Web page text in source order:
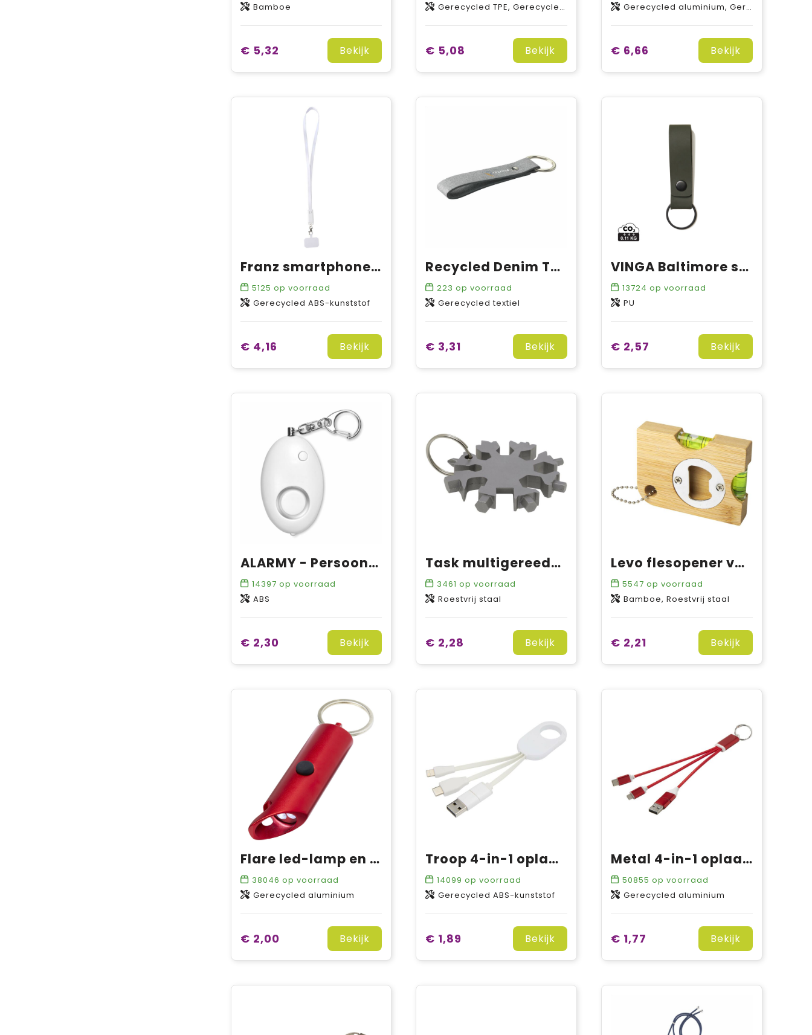
Bamboe
€ 5,32 Bekijk
Gerecycled TPE, Gerecycled aluminiumlegering
€ 5,08 Bekijk
Gerecycled aluminium, Gerecycled PET-polyester
€ 6,66 Bekijk
Franz smartphonelanyard van gerecycled plastic met ingebouwde datasynchronisatie en 5 in 1 snellaadkabel van 65 W
5125 op voorraad
Gerecycled ABS-kunststof
€ 4,16 Bekijk
Recycled Denim Textile Keyring sleutelhanger
223 op voorraad
Gerecycled textiel
€ 3,31 Bekijk
VINGA Baltimore sleutelhanger
13724 op voorraad
PU
€ 2,57 Bekijk
ALARMY - Persoonlijk alarm
14397 op voorraad
ABS
€ 2,30 Bekijk
Task multigereedschap
3461 op voorraad
Roestvrij staal
€ 2,28 Bekijk
Levo flesopener van bamboe met waterpas
5547 op voorraad
Bamboe, Roestvrij staal
€ 2,21 Bekijk
Flare led-lamp en flesopener van gerecycled aluminium met sleutelhanger
38046 op voorraad
Gerecycled aluminium
€ 2,00 Bekijk
Troop 4-in-1 oplaadkabel van gerecycled plastic
14099 op voorraad
Gerecycled ABS-kunststof
€ 1,89 Bekijk
Metal 4-in-1 oplaadkabel van gerecycled aluminium met sleutelhanger
50855 op voorraad
Gerecycled aluminium
€ 1,77 Bekijk